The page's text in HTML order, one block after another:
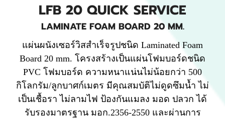
LFB 20 QUICK SERVICE
LAMINATE FOAM BOARD 20 MM.
แผ่นผนังเซอร์วิสสำเร็จรูปชนิด Laminated Foam
Board 20 mm. โครงสร้างเป็นแผ่นโฟมบอร์ดชนิด
PVC โฟมบอร์ด ความหนาแน่นไม่น้อยกว่า 500
กิโลกรัม/ลูกบาศก์เมตร มีคุณสมบัติไม่ดูดซึมน้ำ ไม่
เป็นเชื้อรา ไม่ลามไฟ ป้องกันแมลง มอด ปลวก ได้
รับรองมาตรฐาน มอก.2356-2550 และผ่านการ